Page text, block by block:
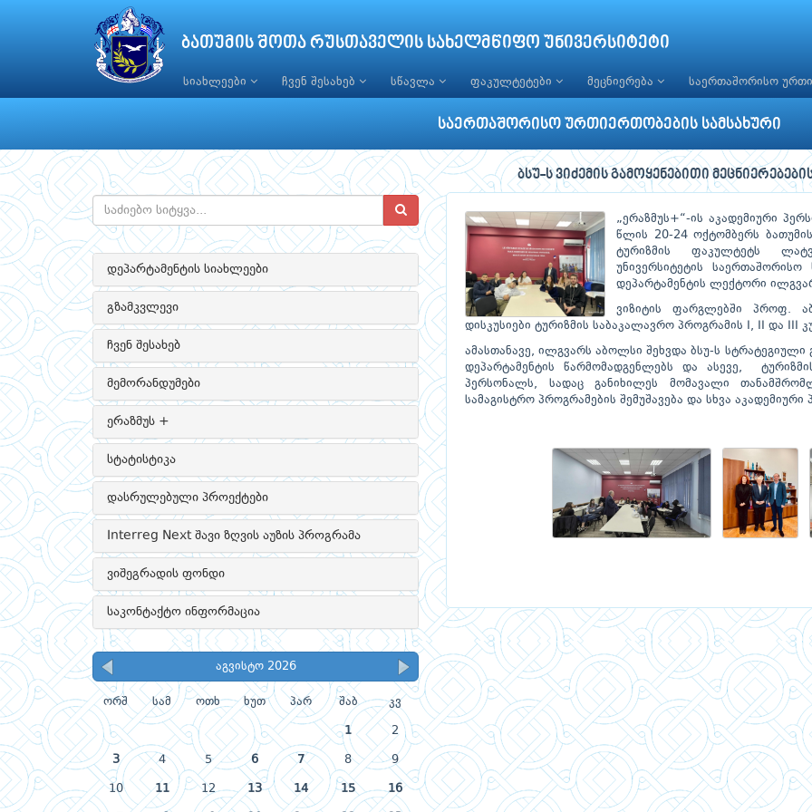
ბათუმის შოთა რუსთაველის სახელმწიფო უნივერსიტეტი
სიახლეები ჩვენ შესახებ სწავლა ფაკულტეტები მეცნიერება საერთაშორისო
საერთაშორისო ურთიერთობების სამსახური
დეპარტამენტის სიახლეები
გზამკვლევი
ჩვენ შესახებ
მემორანდუმები
ერაზმუს +
სტატისტიკა
დასრულებული პროექტები
Interreg Next შავი ზღვის აუზის პროგრამა
ვიშეგრადის ფონდი
საკონტაქტო ინფორმაცია
აგვისტო 2026
ორშ სამ ოთხ ხუთ პარ შაბ კვ
1 2
3 4 5 6 7 8 9
10 11 12 13 14 15 16
ბსუ-ს ვიძემის გამოყენებითი
„ერაზმუს+“-ის აკადემიური
წლის 20-24 ოქტომბერს
ტურიზმის ფაკულტეტს
უნივერსიტეტის
დეპარტამენტის ლექტორი
ვიზიტის ფარგლებში პროფ.
დისკუსიები ტურიზმის საბაკალავრო პროგრამის I, II და III
ამასთანავე, ილგვარს აბოლსი შეხვდა ბსუ-ს
დეპარტამენტის წარმომადგენლებს და ასევე,
პერსონალს, სადაც განიხილეს მომავალი
სამაგისტრო პროგრამების შემუშავება და სხვა